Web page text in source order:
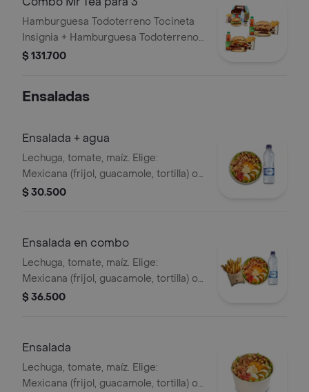
Hamburguesa Todoterreno Tocineta
Insignia + Hamburguesa Todoterreno
Callejera + 2 papas grandes + 2 Mr
$ 131.700
Ensaladas
Ensalada + agua
Lechuga, tomate, maíz. Elige:
Mexicana (frijol, guacamole, tortilla) o
Campestre (quesos, huevo, pepinillos)
alimentos de origen animal) + agua
$ 30.500
Ensalada en combo
Lechuga, tomate, maíz. Elige:
Mexicana (frijol, guacamole, tortilla) o
Campestre (quesos, huevo, pepinillos)
alimentos de origen animal) + papas
$ 36.500
Ensalada
Lechuga, tomate, maíz. Elige:
Mexicana (frijol, guacamole, tortilla) o